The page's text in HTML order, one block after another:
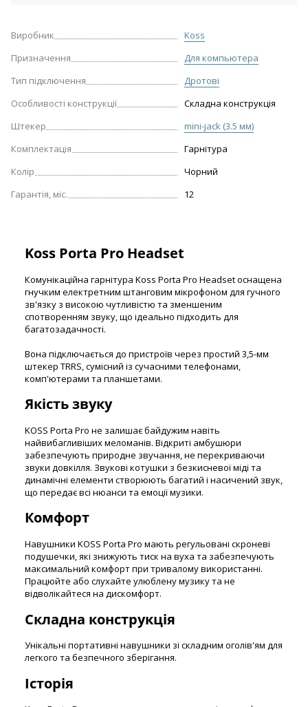
Виробник
Koss
Призначення
Для компьютера
Тип підключення
Дротові
Особливості конструкції
Складна конструкція
Штекер
mini-jack (3.5 мм)
Комплектація
Гарнітура
Колір
Чорний
Гарантія, міс.
12
Koss Porta Pro Headset
Комунікаційна гарнітура Koss Porta Pro Headset оснащена
гнучким електретним штанговим мікрофоном для гучного
зв'язку з високою чутливістю та зменшеним
спотворенням звуку, що ідеально підходить для
багатозадачності.
Вона підключається до пристроїв через простий 3,5-мм
штекер TRRS, сумісний із сучасними телефонами,
комп'ютерами та планшетами.
Якість звуку
KOSS Porta Pro не залишає байдужим навіть
найвибагливіших меломанів. Відкриті амбушюри
забезпечують природне звучання, не перекриваючи
звуки довкілля. Звукові котушки з безкисневої міді та
динамічні елементи створюють багатий і насичений звук,
що передає всі нюанси та емоції музики.
Комфорт
Навушники KOSS Porta Pro мають регульовані скроневі
подушечки, які знижують тиск на вуха та забезпечують
максимальний комфорт при тривалому використанні.
Працюйте або слухайте улюблену музику та не
відволікайтеся на дискомфорт.
Складна конструкція
Унікальні портативні навушники зі складним оголів'ям для
легкого та безпечного зберігання.
Історія